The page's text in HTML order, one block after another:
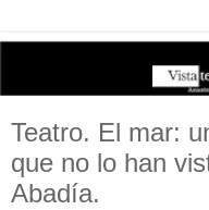
Teatro. El mar:
que no lo han
Abadía.